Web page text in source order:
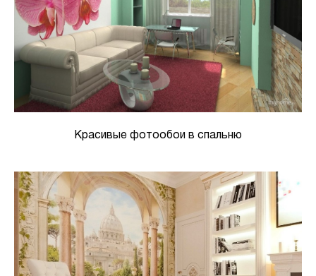
Красивые фотообои в спальню